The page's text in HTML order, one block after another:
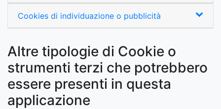
Cookies di individuazione o pubblicità
Altre tipologie di Cookie o
strumenti terzi che potrebbero
essere presenti in questa
applicazione